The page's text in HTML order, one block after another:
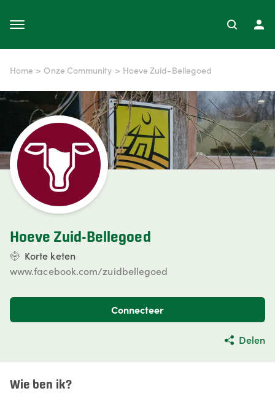
Home > Onze Community > Hoeve Zuid-Bellegoed
Hoeve Zuid-Bellegoed
Korte keten
www.facebook.com/zuidbellegoed
Connecteer
Delen
Wie ben ik?